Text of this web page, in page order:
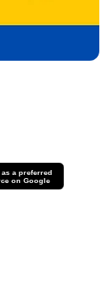
a preferred
on Google